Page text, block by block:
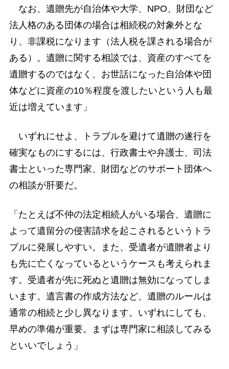
なお、遺贈先が自治体や大学、NPO、財団など
法人格のある団体の場合は相続税の対象外とな
り、非課税になります（法人税を課される場合が
ある）。遺贈に関する相談では、資産のすべてを
遺贈するのではなく、お世話になった自治体や団
体などに資産の10％程度を渡したいという人も最
近は増えています」
いずれにせよ、トラブルを避けて遺贈の遂行を
確実なものにするには、行政書士や弁護士、司法
書士といった専門家、財団などのサポート団体へ
の相談が肝要だ。
「たとえば不仲の法定相続人がいる場合、遺贈に
よって遺留分の侵害請求を起こされるというトラ
ブルに発展しやすい。また、受遺者が遺贈者より
も先に亡くなっているというケースも考えられま
す。受遺者が先に死ぬと遺贈は無効になってしま
います。遺言書の作成方法など、遺贈のルールは
通常の相続と少し異なります。いずれにしても、
早めの準備が重要。まずは専門家に相談してみる
といいでしょう」